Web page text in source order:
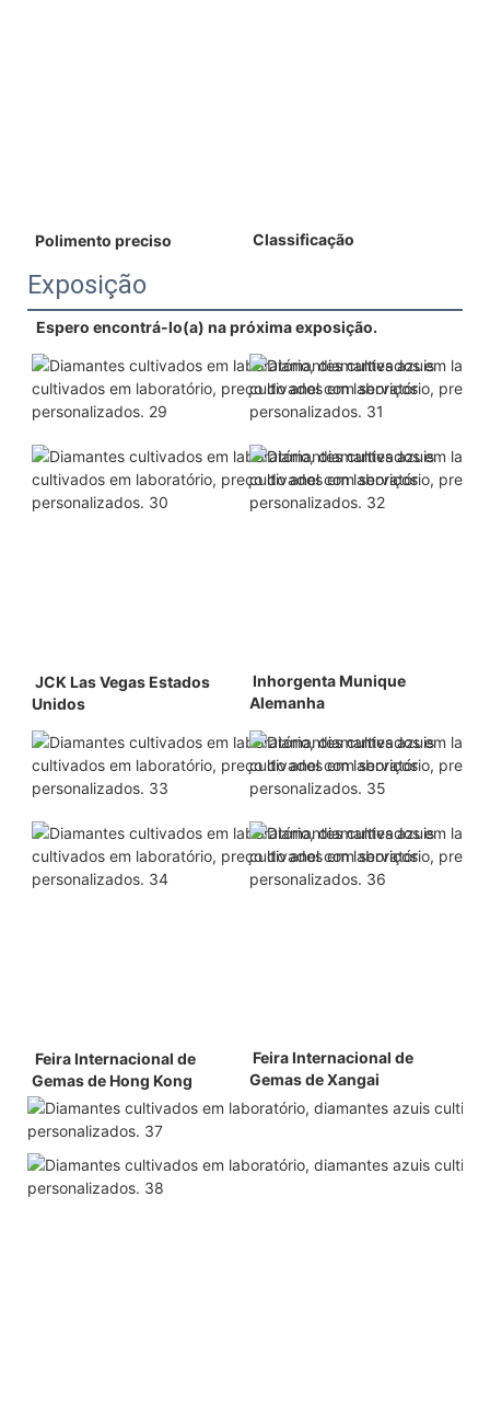
Polimento preciso Classificação
Exposição
Espero encontrá-lo(a) na próxima exposição.
Unidos
Alemanha
Gemas de Hong Kong
Gemas de Xangai